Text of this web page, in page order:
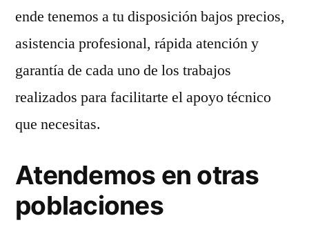
ende tenemos a tu disposición bajos precios,
asistencia profesional, rápida atención y
garantía de cada uno de los trabajos
realizados para facilitarte el apoyo técnico
que necesitas.
Atendemos en otras
poblaciones